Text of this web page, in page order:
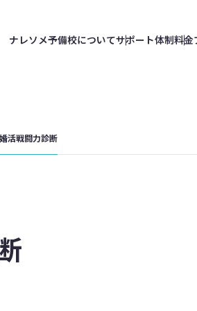
ナレソメ予備校についてサポート体制料金
婚活戦闘力診断